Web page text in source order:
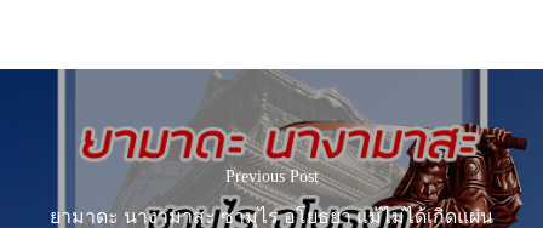
Previous Post
ยามาดะ นางามาสะ ซามุไร อโยธยา แม้ไม่ได้เกิดแผ่น